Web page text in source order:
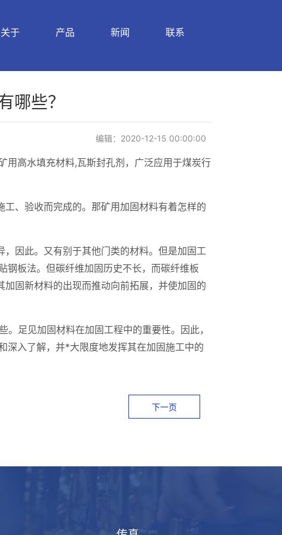
关于 产品 新闻 联系
哪些？
编辑：2020-12-15 00:00:00
用高水填充材料,瓦斯封孔剂，广泛应用于煤炭行
、验收而完成的。那矿用加固材料有着怎样的
因此。又有别于其他门类的材料。但是加固工
钢板法。但碳纤维加固历史不长，而碳纤维板
固新材料的出现而推动向前拓展，并使加固的
足见加固材料在加固工程中的重要性。因此，
深入了解，并*大限度地发挥其在加固施工中的
下一页